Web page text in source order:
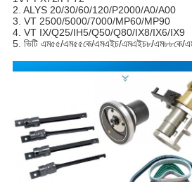
2. ALYS 20/30/60/120/P2000/A0/A00
3. VT 2500/5000/7000/MP60/MP90
4. VT IX/Q25/IH5/Q50/Q80/IX8/IX6/IX9
5. ভিটি এম৫৫/এম৫৫কে/এমএইচ/এমএইচ৮/এম৮৮কে/